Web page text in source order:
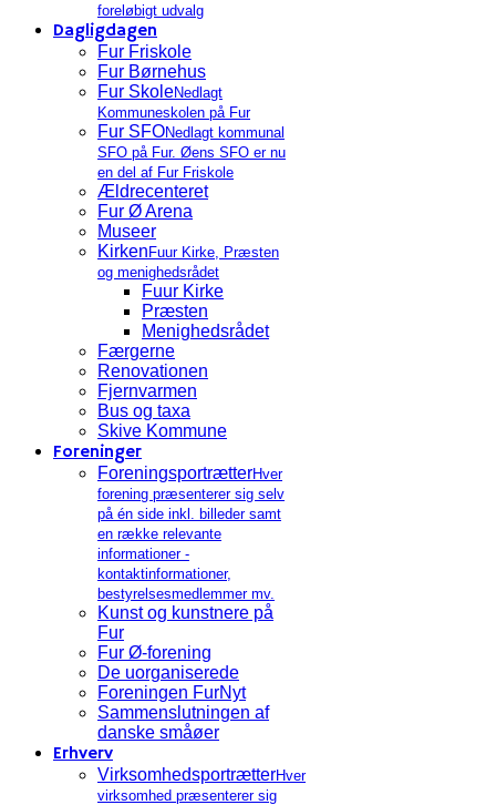
foreløbigt udvalg
Dagligdagen
Fur Friskole
Fur Børnehus
Fur SkoleNedlagt
Kommuneskolen på Fur
Fur SFONedlagt kommunal
SFO på Fur. Øens SFO er nu
en del af Fur Friskole
Ældrecenteret
Fur Ø Arena
Museer
Kirken Fuur Kirke, Præsten
og menighedsrådet
Fuur Kirke
Præsten
Menighedsrådet
Færgerne
Renovationen
Fjernvarmen
Bus og taxa
Skive Kommune
Foreninger
ForeningsportrætterHver
forening præsenterer sig selv
på én side inkl. billeder samt
en række relevante
informationer -
kontaktinformationer,
bestyrelsesmedlemmer mv.
Kunst og kunstnere på
Fur
Fur Ø-forening
De uorganiserede
Foreningen FurNyt
Sammenslutningen af
danske småøer
Erhverv
VirksomhedsportrætterHver
virksomhed præsenterer sig